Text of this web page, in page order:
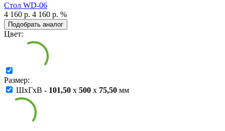
Cтол WD-06
4 160 р. 4 160 р. %
Подобрать аналог
Цвет:
Размер:
ШxГxВ - 101,50 x 500 x 75,50 мм